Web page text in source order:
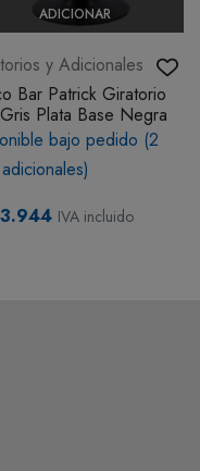
ADICIONAR
y Adicionales
Bar Patrick Giratorio
Plata Base Negra
bajo pedido (2
IVA incluido